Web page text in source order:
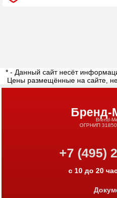
* - Данный сайт несёт
Цены размещённые на сайте,
Бренд-
Brend-
ОГРНИП
+7 (495)
с 10 до 20